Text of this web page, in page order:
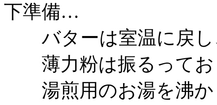
下準備…
バターは室温に戻し
薄力粉は振るってお
湯煎用のお湯を沸か